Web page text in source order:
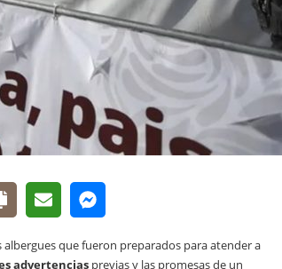
albergues que fueron preparados para atender a
advertencias previas y las promesas de un